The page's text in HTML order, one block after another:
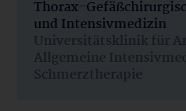
Thorax-
und Intensivmedizin
Universitätsklinik für
Allgemeine
Schmerztherapie